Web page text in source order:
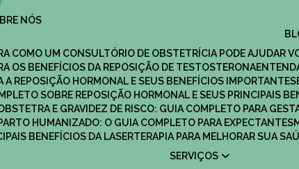
NÓS
COMO UM CONSULTÓRIO DE OBSTETRÍCIA PODE AJUDAR
OS BENEFÍCIOS DA REPOSIÇÃO DE TESTOSTERONA
A REPOSIÇÃO HORMONAL E SEUS BENEFÍCIOS IMPORTANTES
SOBRE REPOSIÇÃO HORMONAL E SEUS PRINCIPAIS
OBSTETRA E GRAVIDEZ DE RISCO: GUIA COMPLETO PARA
PARTO HUMANIZADO: O GUIA COMPLETO PARA EXPECTANTES
BENEFÍCIOS DA LASERTERAPIA PARA MELHORAR SUA
SERVIÇOS